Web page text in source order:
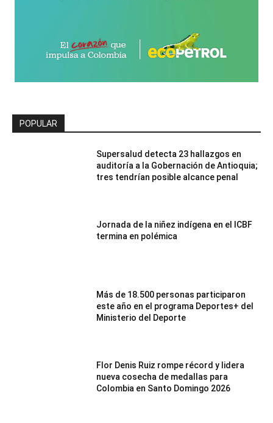
POPULAR
Supersalud detecta 23 hallazgos en
auditoría a la Gobernación de Antioquia;
tres tendrían posible alcance penal
Jornada de la niñez indígena en el ICBF
termina en polémica
Más de 18.500 personas participaron
este año en el programa Deportes+ del
Ministerio del Deporte
Flor Denis Ruiz rompe récord y lidera
nueva cosecha de medallas para
Colombia en Santo Domingo 2026